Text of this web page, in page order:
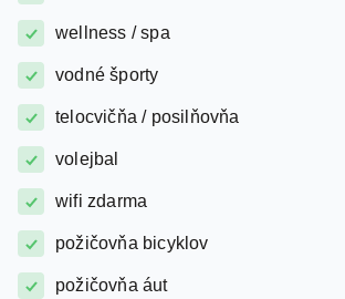
vodné športy
telocvičňa / posilňovňa
volejbal
wifi zdarma
požičovňa bicyklov
požičovňa áut
ležadlá a slnečníky na pláži zadarmo